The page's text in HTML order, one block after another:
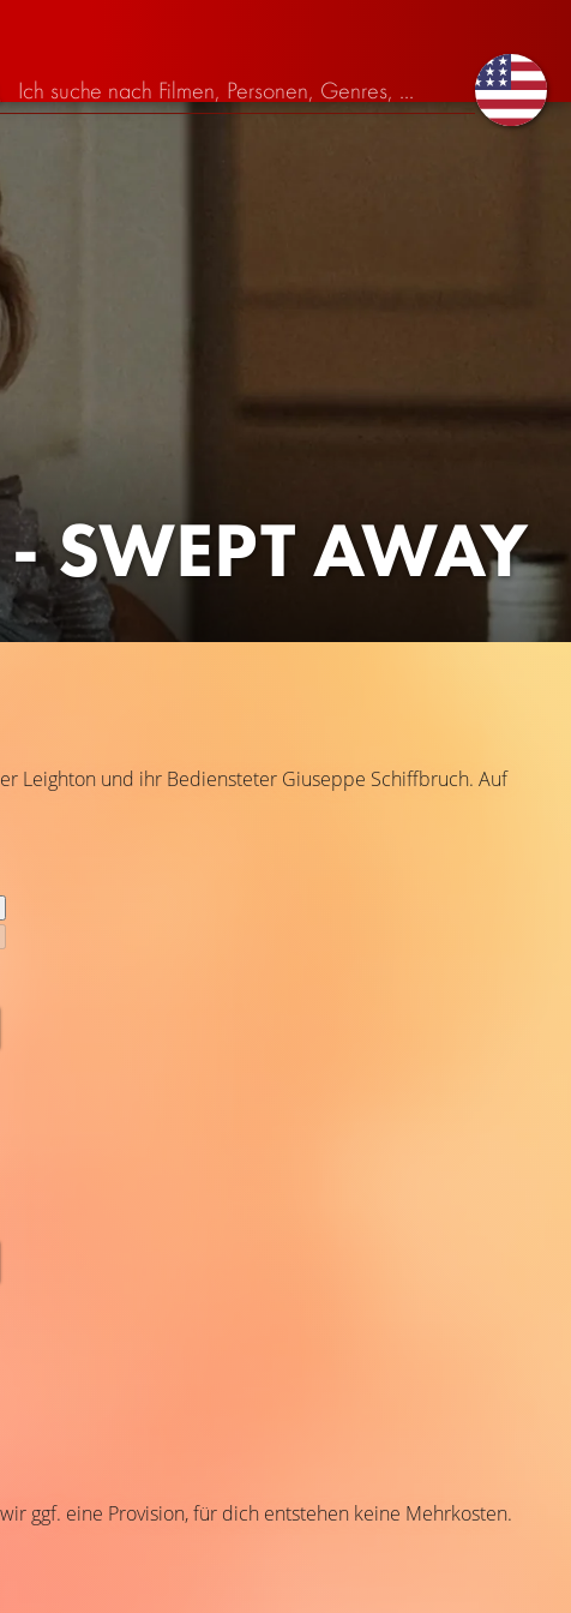
SWEPT AWAY
Leighton und ihr Bediensteter Giuseppe Schiffbruch. Auf
ggf. eine Provision, für dich entstehen keine Mehrkosten.